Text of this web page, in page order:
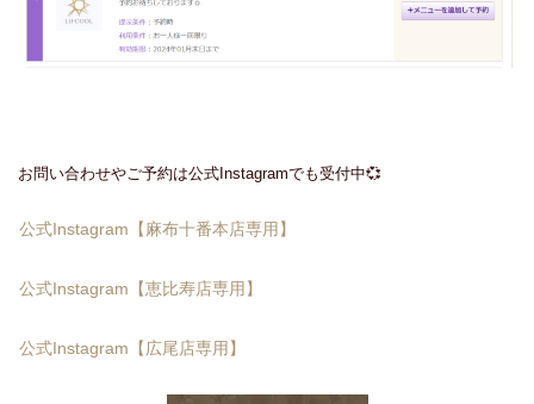
お問い合わせやご予約は公式Instagramでも受付中💞
公式Instagram【麻布十番本店専用】
公式Instagram【恵比寿店専用】
公式Instagram【広尾店専用】